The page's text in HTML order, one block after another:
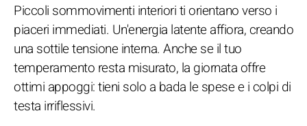
Piccoli sommovimenti interiori ti orientano verso i
piaceri immediati. Un'energia latente affiora, creando
una sottile tensione interna. Anche se il tuo
temperamento resta misurato, la giornata offre
ottimi appoggi: tieni solo a bada le spese e i colpi di
testa irriflessivi.